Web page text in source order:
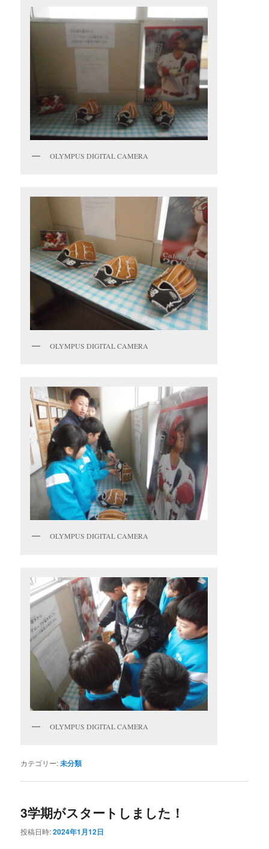
OLYMPUS DIGITAL CAMERA
OLYMPUS DIGITAL CAMERA
OLYMPUS DIGITAL CAMERA
OLYMPUS DIGITAL CAMERA
カテゴリー:未分類
3学期がスタートしました！
投稿日時:2024年1月12日